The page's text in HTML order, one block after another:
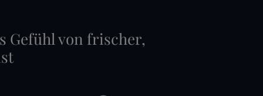
Gefühl von frischer,